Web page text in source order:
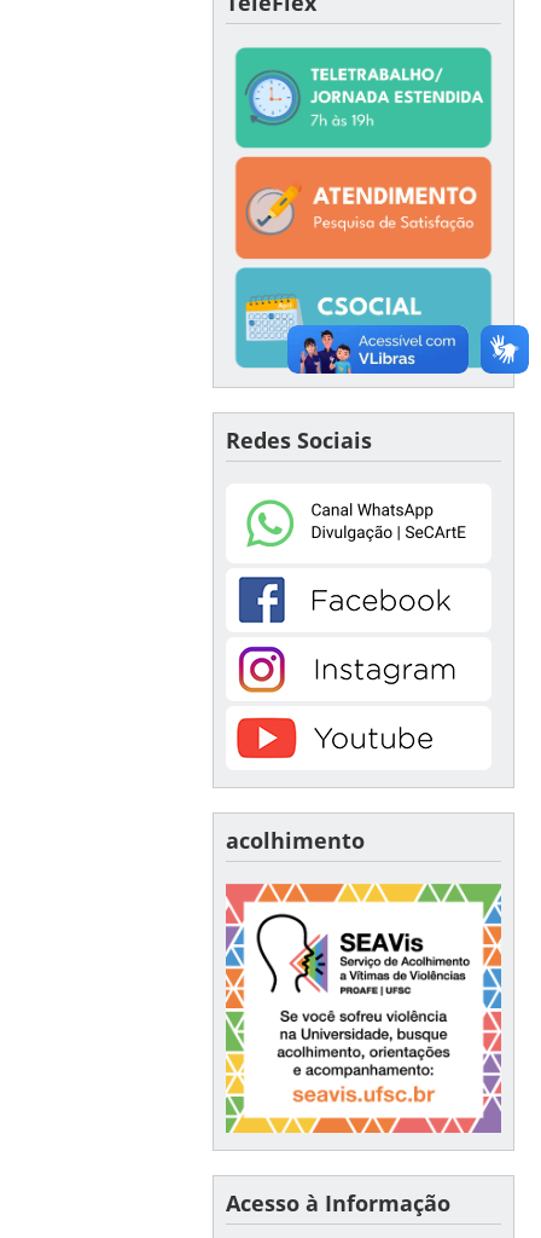
Redes Sociais
acolhimento
Acesso à Informação